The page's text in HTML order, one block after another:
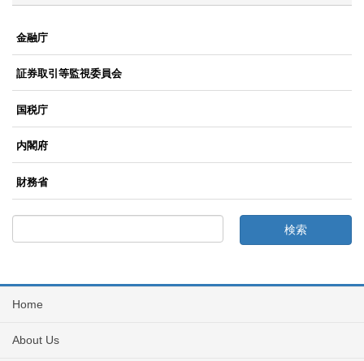
金融庁
証券取引等監視委員会
国税庁
内閣府
財務省
Home
About Us